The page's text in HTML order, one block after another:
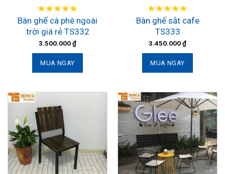
Bàn ghế cà phê ngoài
trời giá rẻ TS332
3.500.000₫
MUA NGAY
Bàn ghế sắt cafe
TS333
3.450.000₫
MUA NGAY